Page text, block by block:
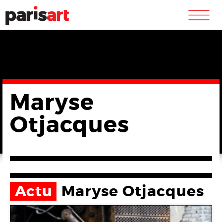
m
Maryse
Otjacques
Actu Maryse Otjacques